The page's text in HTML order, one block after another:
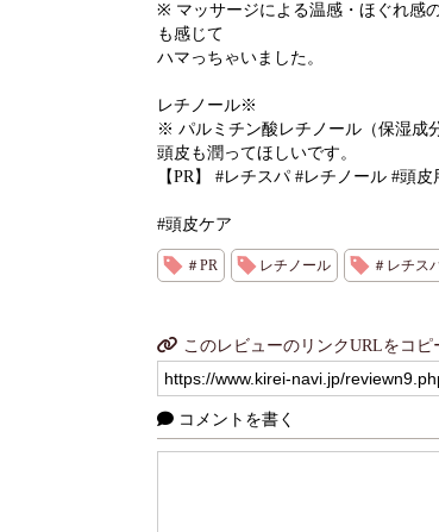
※ マッサージによる温感・ほぐれ感
も感じて
ハマっちゃいました。
レチノール※
※ パルミチン酸レチノール（保湿成
頭皮も潤ってほしいです。
【PR】 #レチスパ #レチノール #頭皮
#頭皮ケア
＃PR レチノール ＃レチス
このレビューのリンクURLをコピ
コメントを書く